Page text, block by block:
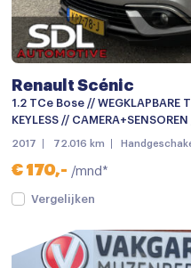
Chroom delen exterieur
Dimlichten automatisch
Getint glas
keyless entry
LED achterlichten
LED dagrijverlichting
Lichtmetalen velgen
Renault Scénic
1.2 TCe Bose // WEGKLAPBARE
KEYLESS //
2017 72.016 km
€ 170,- /mnd*
Vergelijken